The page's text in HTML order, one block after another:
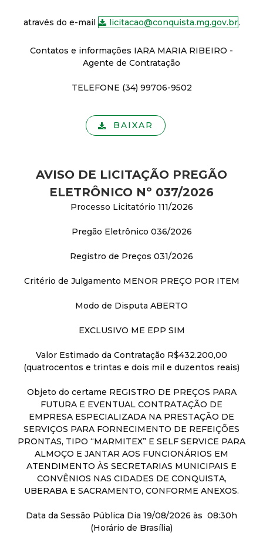
através do e-mail licitacao@conquista.mg.gov.br.
Contatos e informações IARA MARIA RIBEIRO -
Agente de Contratação
TELEFONE (34) 99706-9502
BAIXAR
AVISO DE LICITAÇÃO PREGÃO
ELETRÔNICO Nº 037/2026
Processo Licitatório 111/2026
Pregão Eletrônico 036/2026
Registro de Preços 031/2026
Critério de Julgamento MENOR PREÇO POR ITEM
Modo de Disputa ABERTO
EXCLUSIVO ME EPP SIM
Valor Estimado da Contratação R$432.200,00
(quatrocentos e trintas e dois mil e duzentos reais)
Objeto do certame REGISTRO DE PREÇOS PARA
FUTURA E EVENTUAL CONTRATAÇÃO DE
EMPRESA ESPECIALIZADA NA PRESTAÇÃO DE
SERVIÇOS PARA FORNECIMENTO DE REFEIÇÕES
PRONTAS, TIPO “MARMITEX” E SELF SERVICE PARA
ALMOÇO E JANTAR AOS FUNCIONÁRIOS EM
ATENDIMENTO ÀS SECRETARIAS MUNICIPAIS E
CONVÊNIOS NAS CIDADES DE CONQUISTA,
UBERABA E SACRAMENTO, CONFORME ANEXOS.
Data da Sessão Pública Dia 19/08/2026 às 08:30h
(Horário de Brasília)